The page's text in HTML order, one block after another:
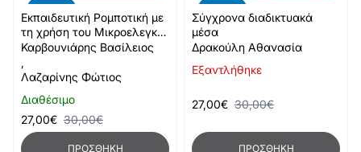
Διαθέσιμο
Εκπαιδευτική Ρομποτική με
τη χρήση του Μικροελεγκτή
BBC Micro:bit
Καρβουνιάρης Βασίλειος
,
Λαζαρίνης Φώτιος
27,00€ 30,00€
ΠΡΟΣΘΉΚΗ
Εξαντλήθηκε
Σύγχρονα διαδικτυακά
μέσα
Δρακούλη Αθανασία
27,00€ 30,00€
ΠΡΟΣΘΉΚΗ